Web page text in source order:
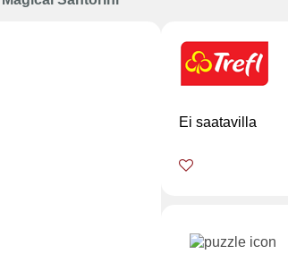
Ei saatavilla